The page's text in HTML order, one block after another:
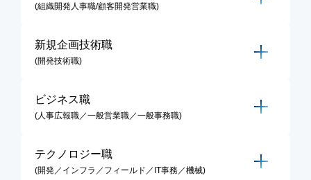
(組織開発人事職/顧客開発営業職)
新規企画技術職
(開発技術職)
ビジネス職
(人事広報職／一般営業職／一般事務職)
テクノロジー職
(開発／インフラ／フィールド／IT事務／機械)